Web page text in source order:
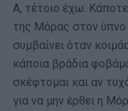
Α, τέτοιο έχω.
της Μόρας στον ύπνο
συμβαίνει όταν
κάποια βράδια
σκέφτομαι και αν
για να μην έρθει η